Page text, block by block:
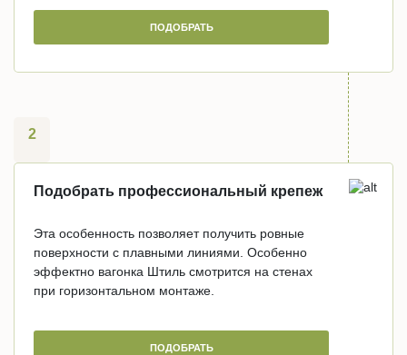
ПОДОБРАТЬ
2
Подобрать профессиональный крепеж
Эта особенность позволяет получить ровные
поверхности с плавными линиями. Особенно
эффектно вагонка Штиль смотрится на стенах
при горизонтальном монтаже.
ПОДОБРАТЬ